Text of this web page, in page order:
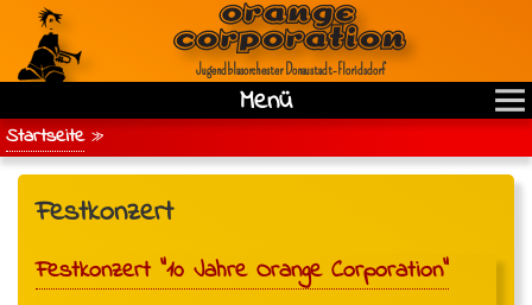
Direkt
zum
Inhalt
Jugendblasorchester Donaustadt‑Floridsdorf
Main
navigation
Menü
Breadcrumb
Startseite
Festkonzert
Festkonzert "10 Jahre Orange Corporation"